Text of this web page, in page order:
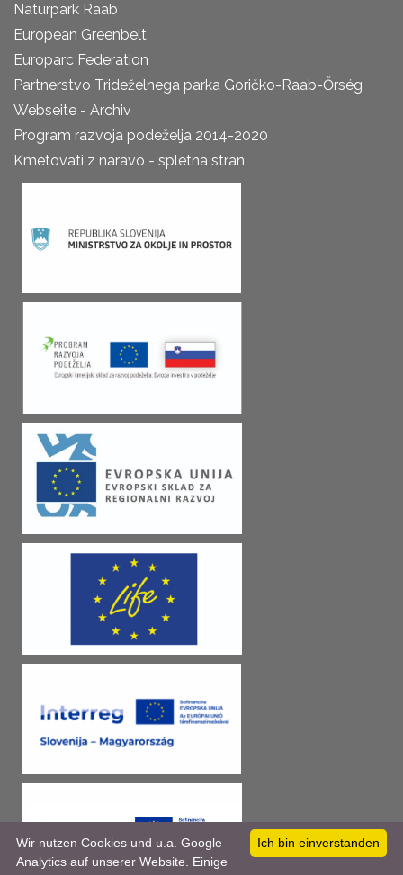
Naturpark Raab
European Greenbelt
Europarc Federation
Partnerstvo Trideželnega parka Goričko-Raab-Őrség
Webseite - Archiv
Program razvoja podeželja 2014-2020
Kmetovati z naravo - spletna stran
Ich bin einverstanden
Wir nutzen Cookies und u.a. Google
Analytics auf unserer Website. Einige